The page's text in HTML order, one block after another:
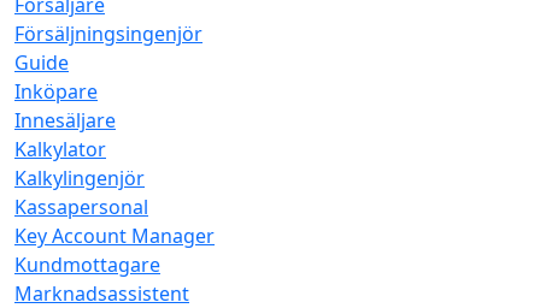
Försäljningsingenjör
Guide
Inköpare
Innesäljare
Kalkylator
Kalkylingenjör
Kassapersonal
Key Account Manager
Kundmottagare
Marknadsassistent